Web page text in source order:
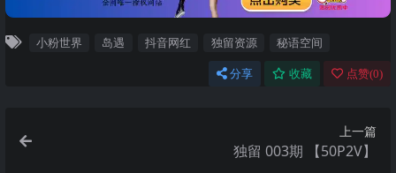
小粉世界 岛遇 抖音网红 独留资源 秘语空间
分享 收藏 点赞(0)
上一篇
独留 003期 【50P2V】